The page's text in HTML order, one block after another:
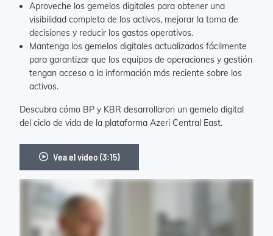
Aproveche los gemelos digitales para obtener una
visibilidad completa de los activos, mejorar la toma de
decisiones y reducir los gastos operativos.
Mantenga los gemelos digitales actualizados fácilmente
para garantizar que los equipos de operaciones y gestión
tengan acceso a la información más reciente sobre los
activos.
Descubra cómo BP y KBR desarrollaron un gemelo digital
del ciclo de vida de la plataforma Azeri Central East.
Vea el vídeo (3:15)